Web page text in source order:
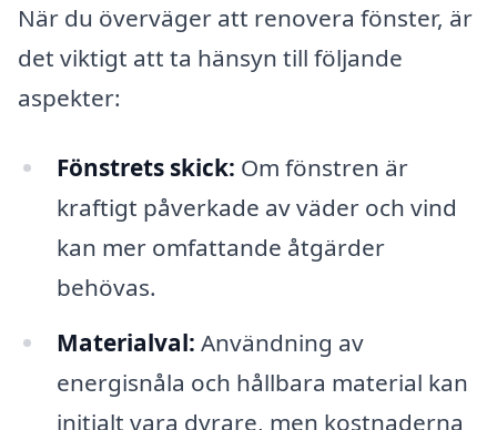
När du överväger att renovera fönster, är
det viktigt att ta hänsyn till följande
aspekter:
Fönstrets skick: Om fönstren är
kraftigt påverkade av väder och vind
kan mer omfattande åtgärder
behövas.
Materialval: Användning av
energisnåla och hållbara material kan
initialt vara dyrare, men kostnaderna